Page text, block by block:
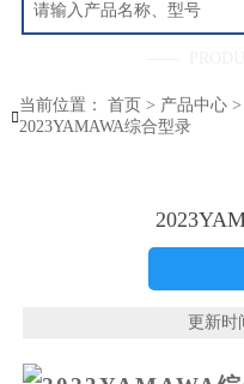

当前位置： 首页 > 产品中心>
2023YAMAWA综合型录
更新时